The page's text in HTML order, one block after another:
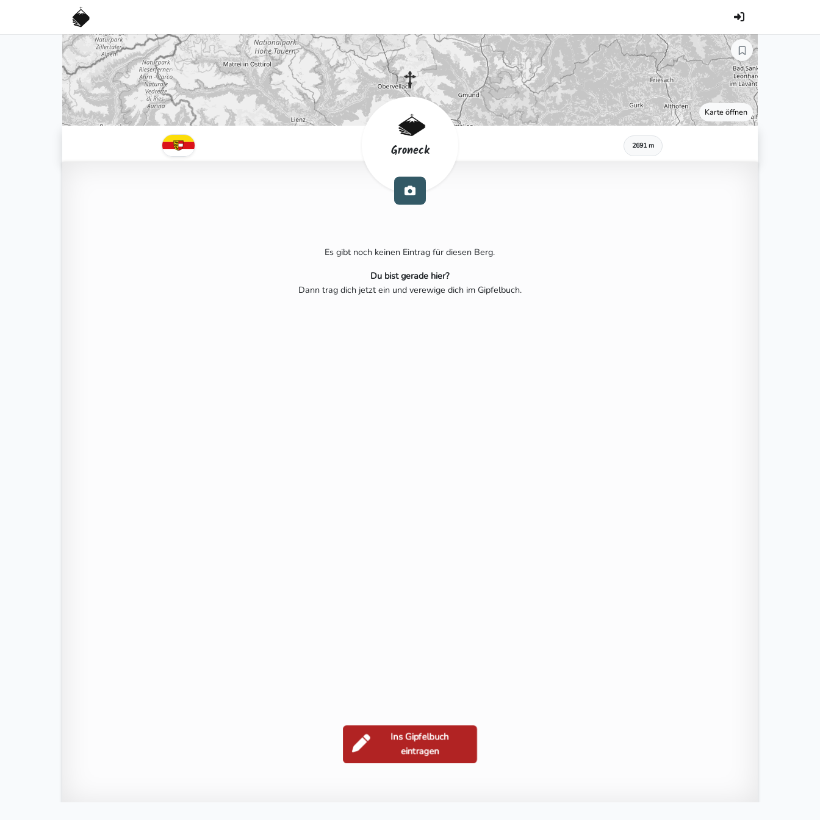
Karte öffnen
Groneck 2691 m
Es gibt noch keinen Eintrag für diesen Berg.
Du bist gerade hier?
Dann trag dich jetzt ein und verewige dich im Gipfelbuch.
Ins Gipfelbuch
eintragen